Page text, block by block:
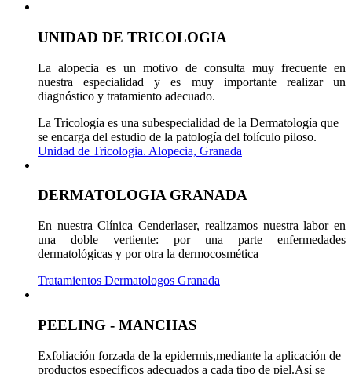
UNIDAD DE TRICOLOGIA
La alopecia es un motivo de consulta muy frecuente en
nuestra especialidad y es muy importante realizar un
diagnóstico y tratamiento adecuado.
La Tricología es una subespecialidad de la Dermatología que
se encarga del estudio de la patología del folículo piloso.
Unidad de Tricologia. Alopecia, Granada
DERMATOLOGIA GRANADA
En nuestra Clínica Cenderlaser, realizamos nuestra labor en
una doble vertiente: por una parte enfermedades
dermatológicas y por otra la dermocosmética
Tratamientos Dermatologos Granada
PEELING - MANCHAS
Exfoliación forzada de la epidermis,mediante la aplicación de
productos específicos adecuados a cada tipo de piel.Así se